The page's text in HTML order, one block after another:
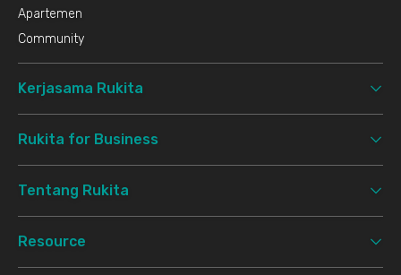
Apartemen
Community
Kerjasama Rukita
Rukita for Business
Tentang Rukita
Resource